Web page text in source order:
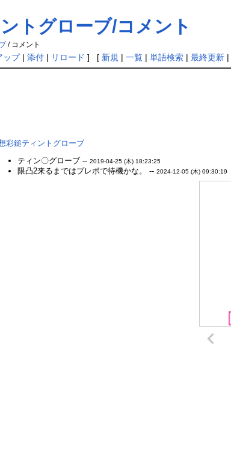
トグローブ/コメント
/ コメント
ップ| 添付| リロード ] [ 新規 | 一覧| 単語検索| 最終更新|
彩鎚ティントグローブ
ティン〇グローブ --2019-04-25 (木) 18:23:25
限凸2来るまではプレボで待機かな。 --2024-12-05 (木) 09:30:19